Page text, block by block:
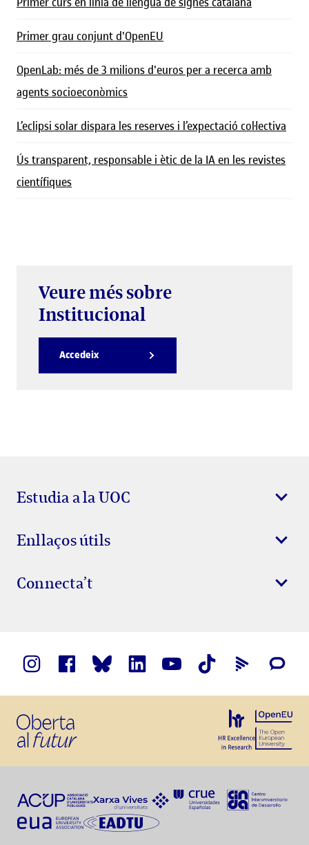
Primer grau conjunt d'OpenEU
OpenLab: més de 3 milions d'euros per a recerca amb
agents socioeconòmics
L’eclipsi solar dispara les reserves i l’expectació col·lectiva
Ús transparent, responsable i ètic de la IA en les revistes
científiques
Veure més sobre
Institucional
Accedeix
Estudia a la UOC
Enllaços útils
Connecta’t